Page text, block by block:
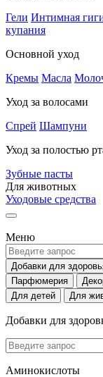
Гели Интимная
купания
Основной уход
Кремы Масла
Уход за волосами
Спрей Шампуни
Уход за полостью
Зубные пасты
Для животных
Уходовые средства
Меню
Добавки для
Парфюмерия
Для детей
Для
Добавки для
Аминокислоты